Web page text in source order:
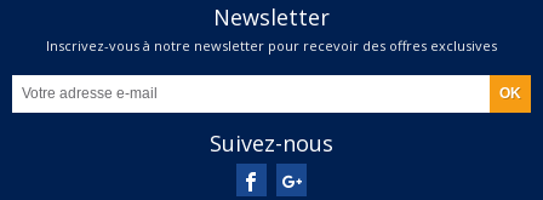
Newsletter
Inscrivez-vous à notre newsletter pour recevoir des offres exclusives
Suivez-nous